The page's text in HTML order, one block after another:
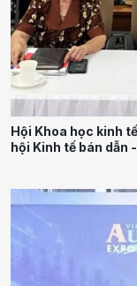
Hội Khoa học kinh
hội Kinh tế bán dẫn